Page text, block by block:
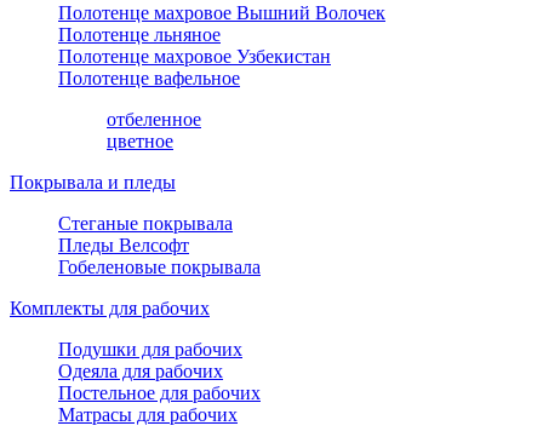
Полотенце махровое Вышний Волочек
Полотенце льняное
Полотенце махровое Узбекистан
Полотенце вафельное
отбеленное
цветное
Покрывала и пледы
Стеганые покрывала
Пледы Велсофт
Гобеленовые покрывала
Комплекты для рабочих
Подушки для рабочих
Одеяла для рабочих
Постельное для рабочих
Матрасы для рабочих